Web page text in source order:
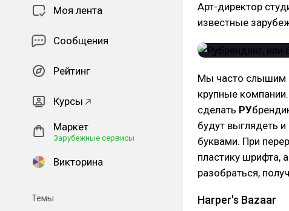
Моя лента
Сообщения
Рейтинг
Курсы
Маркет
Зарубежные сервисы
Викторина
Темы
Арт-директор
известные
Мы часто слышим
крупные
сделать РУ
будут выглядеть
буквами. При
пластику шрифта,
разобраться,
Harper's Bazaar